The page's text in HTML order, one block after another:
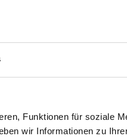
Funktionen für soziale
wir Informationen zu